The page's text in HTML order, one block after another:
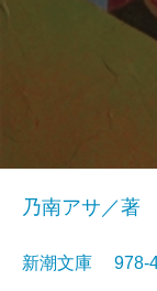
乃南アサ／著
新潮文庫 978-